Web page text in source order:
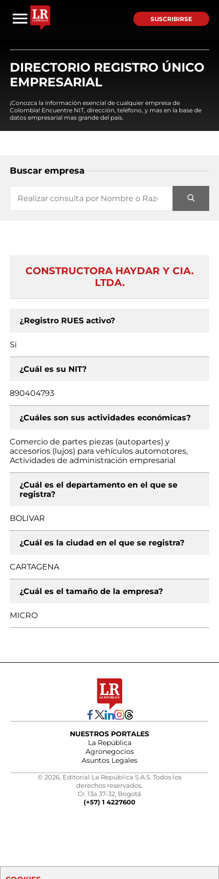
SUSCRIBIRSE
DIRECTORIO REGISTRO ÚNICO
EMPRESARIAL
¡Conozca la información esencial de cualquier empresa de
Colombia! Encuentre NIT, dirección, teléfono, y mas en la base de
datos empresarial mas grande del país.
Buscar empresa
CONSTRUCTORA HAYDAR Y CIA.
LTDA.
¿Registro RUES activo?
Si
¿Cuál es su NIT?
890404793
¿Cuáles son sus actividades económicas?
Comercio de partes piezas (autopartes) y
accesorios (lujos) para vehículos automotores,
Actividades de administración empresarial
¿Cuál es el departamento en el que se
registra?
BOLIVAR
¿Cuál es la ciudad en el que se registra?
CARTAGENA
¿Cuál es el tamaño de la empresa?
MICRO
NUESTROS PORTALES
La República
Agronegocios
Asuntos Legales
© 2026, Editorial La República S.A.S. Todos los
derechos reservados.
Cr. 13a 37-32, Bogotá
(+57) 1 4227600